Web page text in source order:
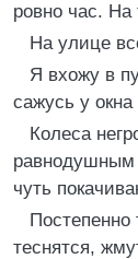
ровно час. На
На улице
Я вхожу в
сажусь у
Колеса
равнодушным
чуть
теснятся,